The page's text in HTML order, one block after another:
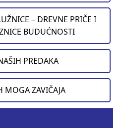
– DREVNE PRIČE I
BUDUĆNOSTI
PREDAKA
MOGA ZAVIČAJA